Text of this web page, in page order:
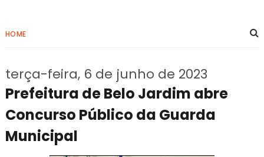
HOME
terça-feira, 6 de junho de 2023
Prefeitura de Belo Jardim abre
Concurso Público da Guarda
Municipal